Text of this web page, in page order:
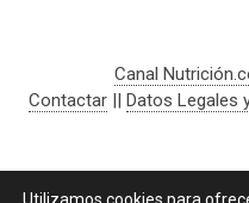
Canal
Contactar
Datos Legales